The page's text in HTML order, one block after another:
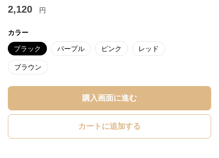
2,120 円
カラー
ブラック パープル ピンク レッド
ブラウン
購入画面に進む
カートに追加する